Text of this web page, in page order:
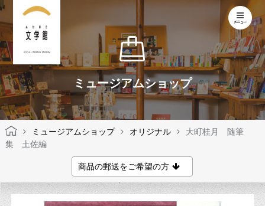
KOCHI LITERARY MUSEUM
ミュージアムショップ
ミュージアムショップ オリジナル
大町桂月 随筆
集 土佐編
商品の郵送をご希望の方